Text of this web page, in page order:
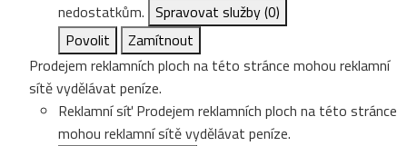
nedostatkům. Spravovat služby(0)
Povolit
Zamítnout
Prodejem reklamních ploch na této stránce mohou reklamní
sítě vydělávat peníze.
Reklamní síť Prodejem reklamních ploch na této stránce
mohou reklamní sítě vydělávat peníze.